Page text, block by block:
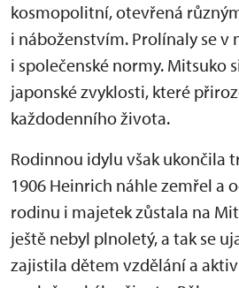
kosmopolitní, otevřená
i náboženstvím. Prolínaly se v
i společenské normy. Mitsuko
japonské zvyklosti, které
každodenního života.
Rodinnou idylu však ukončila
1906 Heinrich náhle zemřel a
rodinu i majetek zůstala na
ještě nebyl plnoletý, a tak se
zajistila dětem vzdělání a